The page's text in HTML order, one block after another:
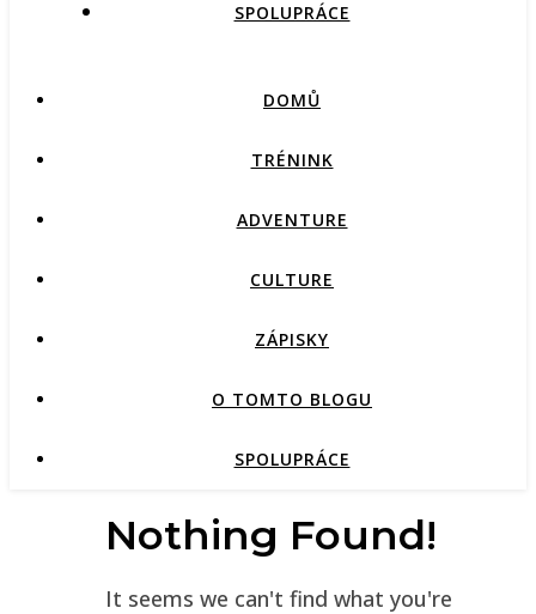
SPOLUPRÁCE
DOMŮ
TRÉNINK
ADVENTURE
CULTURE
ZÁPISKY
O TOMTO BLOGU
SPOLUPRÁCE
Nothing Found!
It seems we can't find what you're